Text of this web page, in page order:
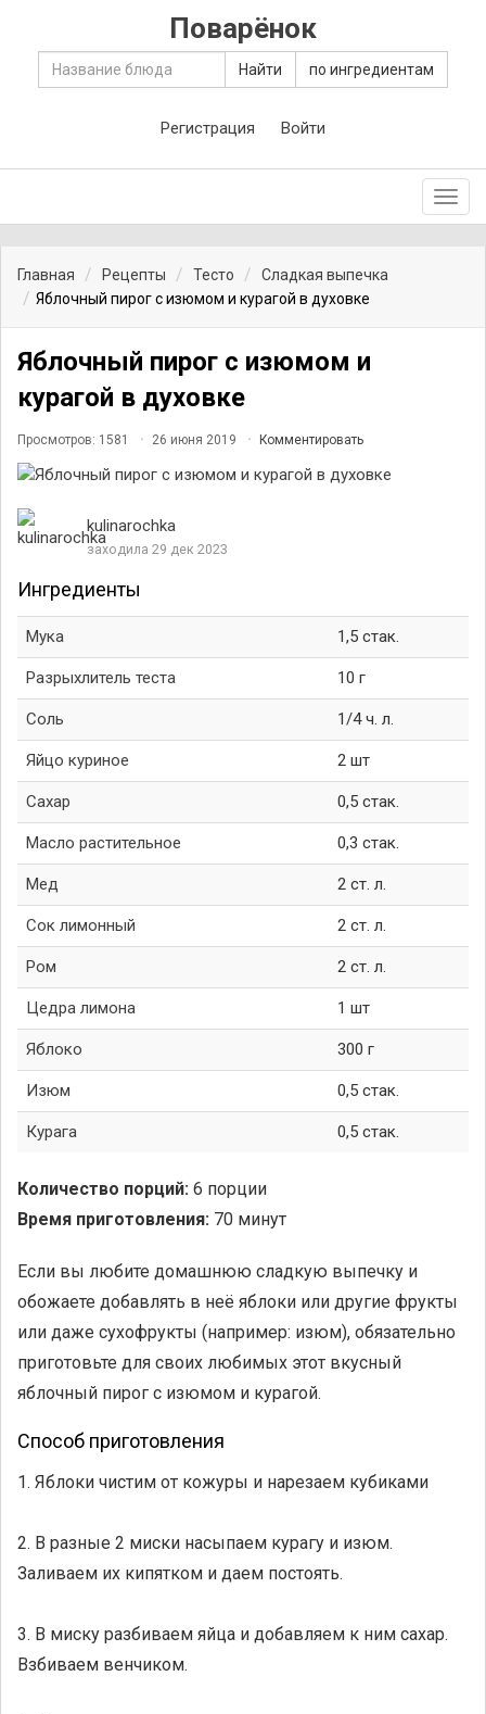
Поварёнок
Найти по ингредиентам
Регистрация Войти
Главная Рецепты Тесто
Сладкая выпечка
Яблочный пирог с изюмом и курагой в духовке
Яблочный пирог с изюмом и
курагой в духовке
Просмотров: 1581 26 июня 2019 Комментировать
kulinarochka
заходила 29 дек 2023
Ингредиенты
Мука 1,5 стак.
Разрыхлитель теста 10 г
Соль 1/4 ч. л.
Яйцо куриное 2 шт
Сахар 0,5 стак.
Масло растительное 0,3 стак.
Мед 2 ст. л.
Сок лимонный 2 ст. л.
Ром 2 ст. л.
Цедра лимона 1 шт
Яблоко 300 г
Изюм 0,5 стак.
Курага 0,5 стак.
Количество порций: 6 порции
Время приготовления: 70 минут
Если вы любите домашнюю сладкую выпечку и
обожаете добавлять в неё яблоки или другие фрукты
или даже сухофрукты (например: изюм), обязательно
приготовьте для своих любимых этот вкусный
яблочный пирог с изюмом и курагой.
Способ приготовления
1. Яблоки чистим от кожуры и нарезаем кубиками
2. В разные 2 миски насыпаем курагу и изюм.
Заливаем их кипятком и даем постоять.
3. В миску разбиваем яйца и добавляем к ним сахар.
Взбиваем венчиком.